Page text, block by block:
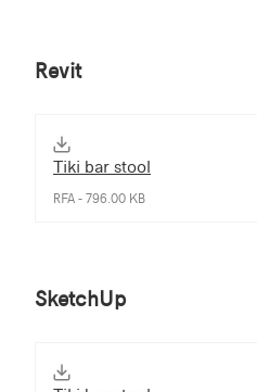
Revit
Tiki bar stool
RFA - 796.00 KB
SketchUp